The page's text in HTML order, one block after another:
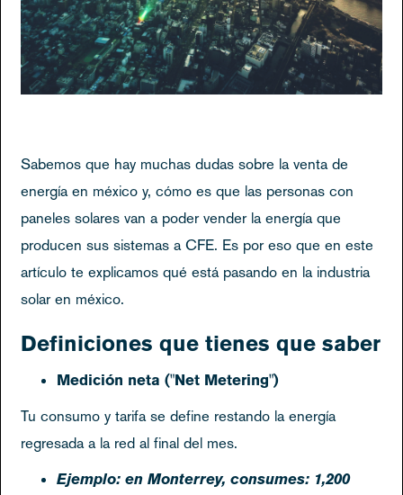
Sabemos que hay muchas dudas sobre la venta de
energía en méxico y, cómo es que las personas con
paneles solares van a poder vender la energía que
producen sus sistemas a CFE. Es por eso que en este
artículo te explicamos qué está pasando en la industria
solar en méxico.
Definiciones que tienes que saber
Medición neta ("Net Metering")
Tu consumo y tarifa se define restando la energía
regresada a la red al final del mes.
Ejemplo: en Monterrey, consumes: 1,200